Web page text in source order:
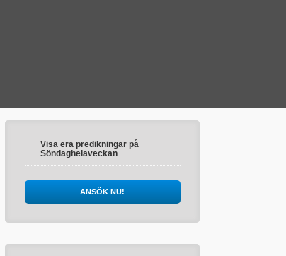
Visa era predikningar på
Söndaghelaveckan
ANSÖK NU!